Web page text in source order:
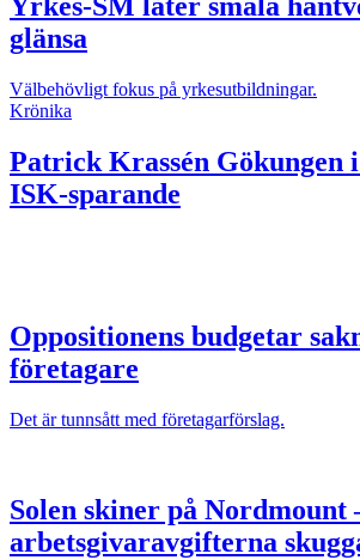
glänsa
Välbehövligt fokus på yrkesutbildningar.
Krönika
Patrick Krassén Gökungen
ISK-sparande
Oppositionens budgetar
företagare
Det är tunnsått med företagarförslag.
Solen skiner på Nordmount
arbetsgivaravgifterna